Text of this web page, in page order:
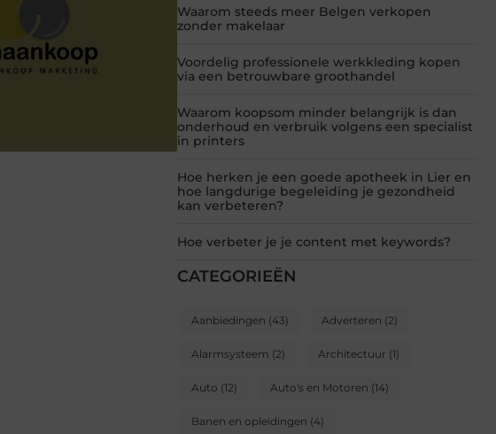
Waarom steeds meer Belgen verkopen
zonder makelaar
Voordelig professionele werkkleding kopen
via een betrouwbare groothandel
Waarom koopsom minder belangrijk is dan
onderhoud en verbruik volgens een specialist
in printers
Hoe herken je een goede apotheek in Lier en
hoe langdurige begeleiding je gezondheid
kan verbeteren?
Hoe verbeter je je content met keywords?
CATEGORIEËN
Aanbiedingen (43) Adverteren (2)
Alarmsysteem (2) Architectuur (1)
Auto (12) Auto's en Motoren (14)
Banen en opleidingen (4)